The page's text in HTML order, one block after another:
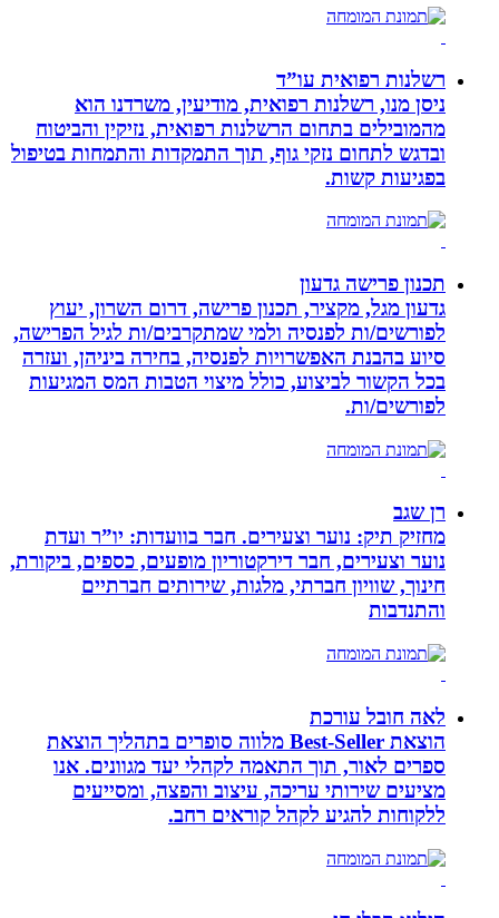
רשלנות רפואית עו”ד
ניסן מנו, רשלנות רפואית, מודיעין, משרדנו הוא
מהמובילים בתחום הרשלנות רפואית, נזיקין והביטוח
ובדגש לתחום נזקי גוף, תוך התמקדות והתמחות בטיפול
בפגיעות קשות.
תכנון פרישה גדעון
גדעון מגל, מקציר, תכנון פרישה, דרום השרון, יעוץ
לפורשים/ות לפנסיה ולמי שמתקרבים/ות לגיל הפרישה,
סיוע בהבנת האפשרויות לפנסיה, בחירה ביניהן, ועזרה
בכל הקשור לביצוע, כולל מיצוי הטבות המס המגיעות
לפורשים/ות.
רן שגב
מחזיק תיק: נוער וצעירים. חבר בוועדות: יו”ר ועדת
נוער וצעירים, חבר דירקטוריון מופעים, כספים, ביקורת,
חינוך, שוויון חברתי, מלגות, שירותים חברתיים
והתנדבות
לאה חובל עורכת
הוצאת Best-Seller מלווה סופרים בתהליך הוצאת
ספרים לאור, תוך התאמה לקהלי יעד מגוונים. אנו
מציעים שירותי עריכה, עיצוב והפצה, ומסייעים
ללקוחות להגיע לקהל קוראים רחב.